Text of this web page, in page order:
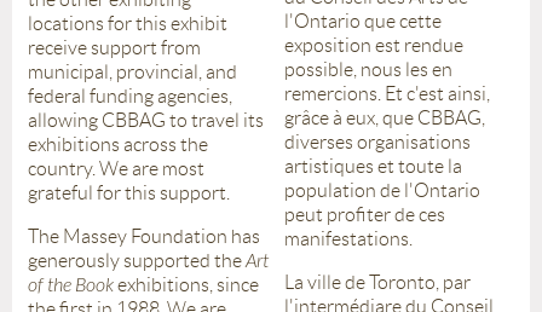
locations for this exhibit
receive support from
municipal, provincial, and
federal funding agencies,
allowing CBBAG to travel its
exhibitions across the
country. We are most
grateful for this support.
The Massey Foundation has
generously supported theArt
of the Bookexhibitions, since
l'Ontario que cette
exposition est rendue
possible, nous les en
remercions. Et c'est ainsi,
grâce à eux, que CBBAG,
diverses organisations
artistiques et toute la
population de l'Ontario
peut profiter de ces
manifestations.
La ville de Toronto, par
l'intermédiare du Conseil